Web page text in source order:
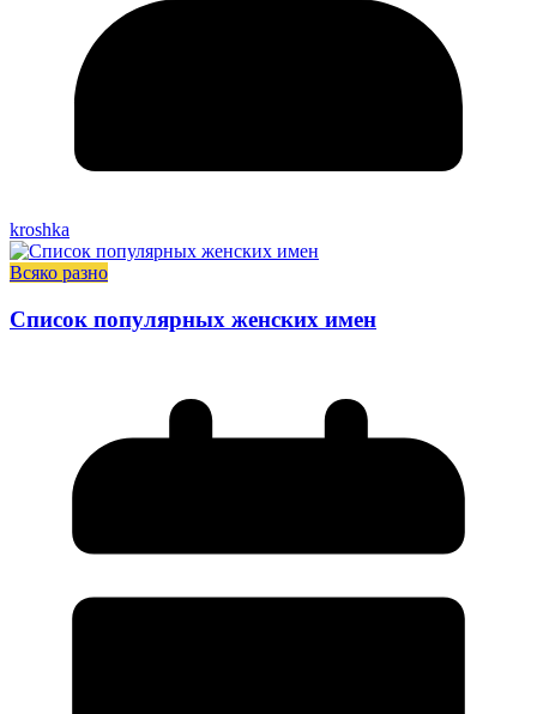
kroshka
Всяко разно
Список популярных женских имен